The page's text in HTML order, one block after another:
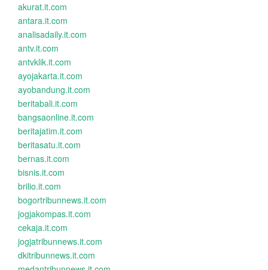
akurat.it.com
antara.it.com
analisadaily.it.com
antv.it.com
antvklik.it.com
ayojakarta.it.com
ayobandung.it.com
beritabali.it.com
bangsaonline.it.com
beritajatim.it.com
beritasatu.it.com
bernas.it.com
bisnis.it.com
brilio.it.com
bogortribunnews.it.com
jogjakompas.it.com
cekaja.it.com
jogjatribunnews.it.com
dkitribunnews.it.com